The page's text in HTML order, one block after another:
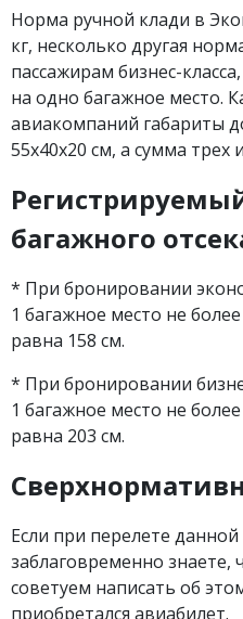
Норма ручной клади в
кг, несколько другая
пассажирам бизнес-
на одно багажное место.
авиакомпаний габариты
55х40х20 см, а сумма трех
багажного
* При бронировании
1 багажное место не
равна 158 см.
* При бронировании
1 багажное место не
равна 203 см.
Если при перелете
заблаговременно знаете,
советуем написать об
приобретался авиабилет.